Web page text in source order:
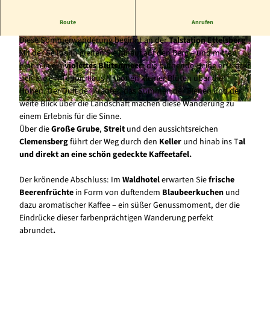
© Sophia Beyer, Tourist-Information Willingen |CC-BY-SA
© www.jonasduelberg.com, Jonas Duelberg |
CC-BY-SA
© Waldhotel Willingen |CC-BY-SA
Route Anrufen
Violettes Blütenmeer und aromatischer Blaubeerkuchen
Diese Sommerwanderung beginnt an derTalstation Ettelsberg.
Mit der Seilbahn gleiten Sie hinauf auf den Berg – und mitten
hinein in einviolettes Blütenmeer: die blühende Heide erstreckt
sich wie ein Teppich aus Millionen kleiner Blüten über die
Höhen. Der Duft der Kräuter, das Summen der Bienen und der
weite Blick über die Landschaft machen diese Wanderung zu
einem Erlebnis für die Sinne.
Über dieGroße Grube, Streit und den aussichtsreichen
Clemensbergführt der Weg durch den Keller und hinab ins Tal
und direkt an eine schön gedeckte Kaffeetafel.
Der krönende Abschluss: Im Waldhotelerwarten Siefrische
Beerenfrüchte in Form von duftendem Blaubeerkuchen und
dazu aromatischer Kaffee – ein süßer Genussmoment, der die
Eindrücke dieser farbenprächtigen Wanderung perfekt
abrundet.